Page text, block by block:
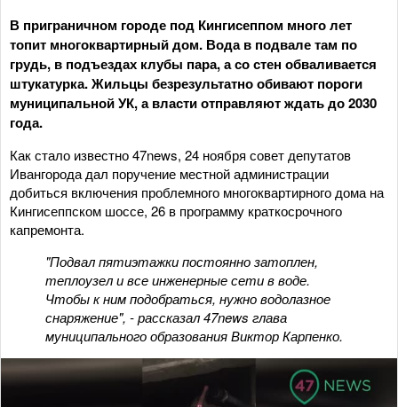
В приграничном городе под Кингисеппом много лет
топит многоквартирный дом. Вода в подвале там по
грудь, в подъездах клубы пара, а со стен обваливается
штукатурка. Жильцы безрезультатно обивают пороги
муниципальной УК, а власти отправляют ждать до 2030
года.
Как стало известно 47news, 24 ноября совет депутатов
Ивангорода дал поручение местной администрации
добиться включения проблемного многоквартирного дома на
Кингисеппском шоссе, 26 в программу краткосрочного
капремонта.
"Подвал пятиэтажки постоянно затоплен,
теплоузел и все инженерные сети в воде.
Чтобы к ним подобраться, нужно водолазное
снаряжение", - рассказал 47news глава
муниципального образования Виктор Карпенко.